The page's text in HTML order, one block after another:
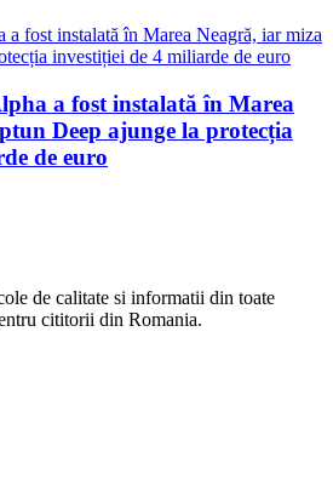
a fost instalată în Marea
Deep ajunge la protecția
de euro
de calitate si informatii din toate
cititorii din Romania.